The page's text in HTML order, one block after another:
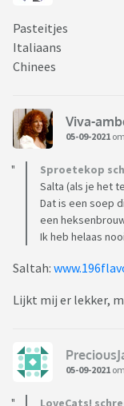
Pasteitjes
Italiaans
Chinees
Viva-
05-09-2021
Sproetekop
Salta (als je het
Dat is een soep
een
Ik heb helaas
Saltah:
Lijkt mij er lekker,
05-09-2021
LoveCats!